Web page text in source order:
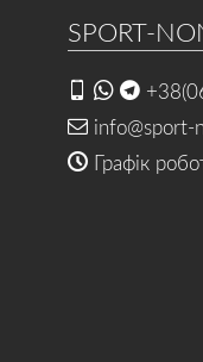
SPORT-
info@sport-
Графік